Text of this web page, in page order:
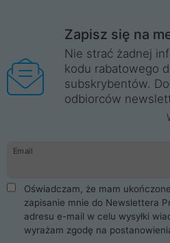
Zapisz się na
Nie strać żadnej
kodu rabatowego
subskrybentów.
odbiorców
Email
Oświadczam, że mam
zapisanie mnie do Newslettera
adresu e-mail w celu wysyłki
wyrażam zgodę na